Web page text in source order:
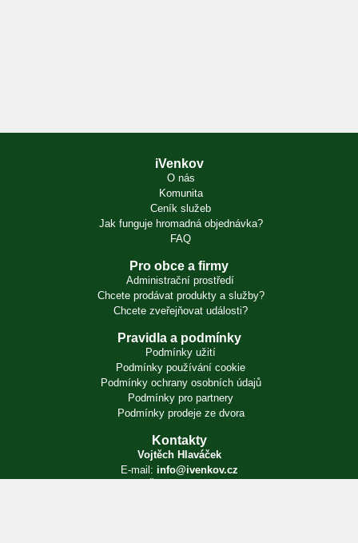
iVenkov
O nás
Komunita
Ceník služeb
Jak funguje hromadná objednávka?
FAQ
Pro obce a firmy
Administrační prostředí
Chcete prodávat produkty a služby?
Chcete zveřejňovat události?
Pravidla a podmínky
Podmínky užití
Podmínky používání cookie
Podmínky ochrany osobních údajů
Podmínky pro partnery
Podmínky prodeje ze dvora
Kontakty
Vojtěch Hlaváček
E-mail: info@ivenkov.cz